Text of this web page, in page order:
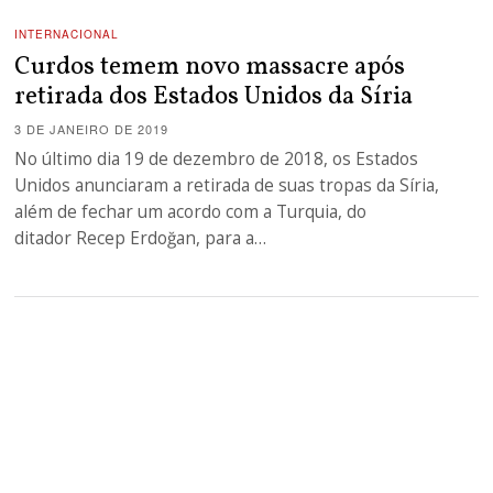
INTERNACIONAL
Curdos temem novo massacre após
retirada dos Estados Unidos da Síria
3 DE JANEIRO DE 2019
No último dia 19 de dezembro de 2018, os Estados
Unidos anunciaram a retirada de suas tropas da Síria,
além de fechar um acordo com a Turquia, do
ditador Recep Erdoğan, para a…